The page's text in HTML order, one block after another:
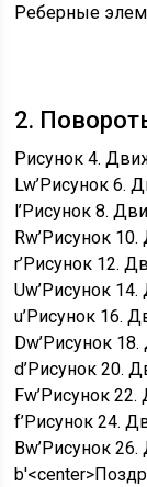
Реберные
2.
Рисунок 4.
Lw’Рисунок 6.
l’Рисунок 8.
Rw’Рисунок
r’Рисунок 12.
Uw’Рисунок
u’Рисунок 16.
Dw’Рисунок
d’Рисунок 20.
Fw’Рисунок
f’Рисунок 24.
Bw’Рисунок
b'<center>